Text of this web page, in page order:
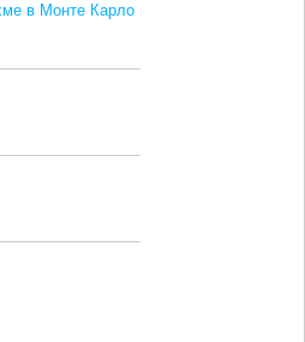
в Монте Карло